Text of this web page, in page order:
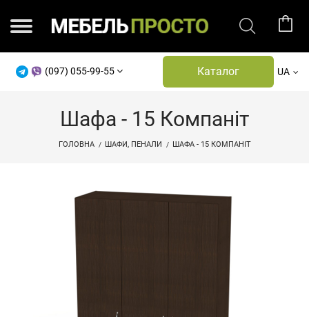
(097) 055-99-55 Каталог UA
Шафа - 15 Компаніт
ГОЛОВНА ШАФИ, ПЕНАЛИ ШАФА - 15 КОМПАНІТ